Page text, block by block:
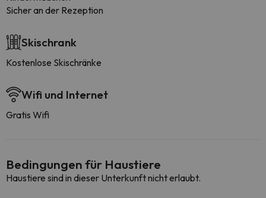
Sicher an der Rezeption
Skischrank
Kostenlose Skischränke
Wifi und Internet
Gratis Wifi
Bedingungen für Haustiere
Haustiere sind in dieser Unterkunft nicht erlaubt.